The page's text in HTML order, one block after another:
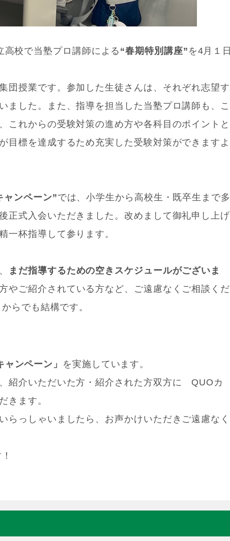
校で当塾プロ講師による “春期特別講座” を4月１日
団授業です。参加した生徒さんは、それぞれ志望す
ました。また、指導を担当した当塾プロ講師も、こ
これからの受験対策の進め方や各科目のポイントと
目標を達成するため充実した受験対策ができますよ
ャンペーン”では、小学生から高校生・既卒生まで多
正式入会いただきました。改めまして御礼申し上げ
一杯指導して参ります。
まだ指導するための空きスケジュールがございま
やご紹介されている方など、ご遠慮なくご相談くだ
らでも結構です。
ャンペーン」 を実施しています。
紹介いただいた方・紹介された方双方に QUOカ
きます。
らっしゃいましたら、お声かけいただきご遠慮なく